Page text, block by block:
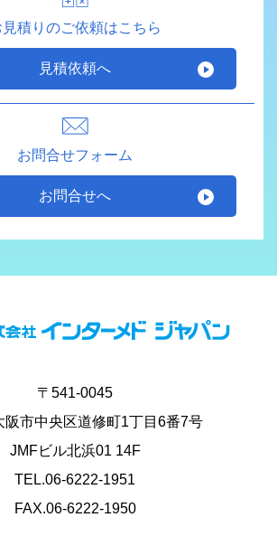
見積りのご依頼はこちら
見積依頼へ
お問合せフォーム
お問合せへ
〒541-0045
阪市中央区道修町1丁目6番7号
JMFビル北浜01 14F
TEL.06-6222-1951
FAX.06-6222-1950